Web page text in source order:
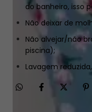
do banheiro, isso
Não deixar de
Não alvejar/não
piscina);
Lavagem